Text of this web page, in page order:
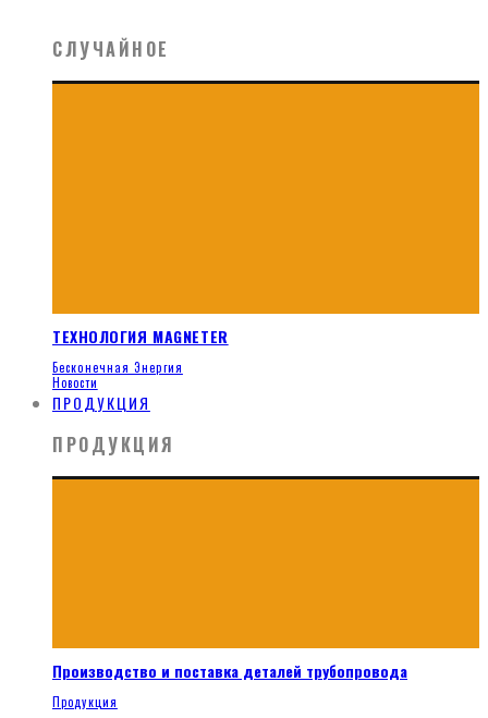
СЛУЧАЙНОЕ
ТЕХНОЛОГИЯ MAGNETER
Бесконечная Энергия
Новости
ПРОДУКЦИЯ
ПРОДУКЦИЯ
Производство и поставка деталей трубопровода
Продукция